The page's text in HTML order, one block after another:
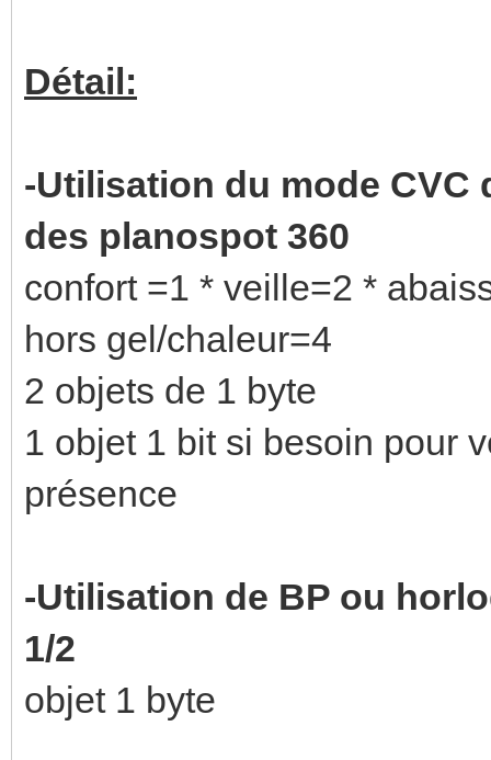
Détail:
-Utilisation du mode CVC
des planospot 360
confort =1 * veille=2 *
hors gel/chaleur=4
2 objets de 1 byte
1 objet 1 bit si besoin pour
présence
-Utilisation de BP ou
1/2
objet 1 byte